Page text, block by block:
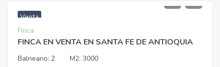
Venta
Finca
FINCA EN VENTA EN SANTA FE DE ANTIOQUIA
Balneario: 2 M2: 3000